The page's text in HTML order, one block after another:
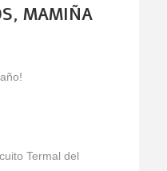
MAMIÑA
Termal del